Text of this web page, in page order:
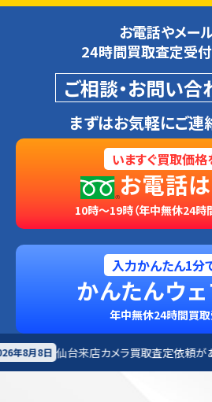
お電話やメール
24時間買取査定受付
ご相談・お問い合
まずはお気軽にご連
いますぐ買取価格
お電話
10時～19時（年中無休24時
入力かんたん1分
かんたんウ
年中無休24時間買
ラ買取査定依頼がありました。 2026